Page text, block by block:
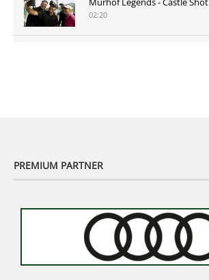
02:20
PREMIUM PARTNER